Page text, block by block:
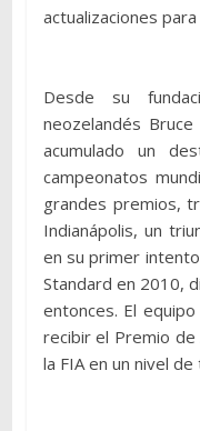
actualizaciones
Desde su
neozelandés
acumulado un
campeonatos
grandes premios,
Indianápolis, un
en su primer
Standard en 2010,
entonces. El
recibir el Premio de
la FIA en un nivel